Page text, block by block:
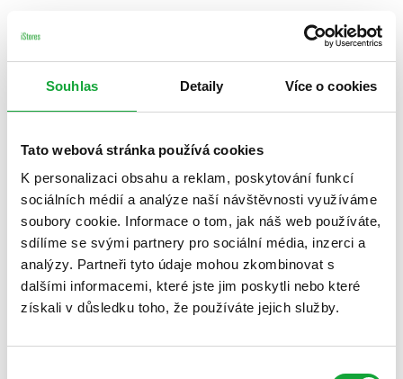
Souhlas Detaily Více o cookies
Tato webová stránka používá cookies
K personalizaci obsahu a reklam, poskytování funkcí
sociálních médií a analýze naší návštěvnosti využíváme
soubory cookie. Informace o tom, jak náš web používáte,
sdílíme se svými partnery pro sociální média, inzerci a
analýzy. Partneři tyto údaje mohou zkombinovat s
dalšími informacemi, které jste jim poskytli nebo které
získali v důsledku toho, že používáte jejich služby.